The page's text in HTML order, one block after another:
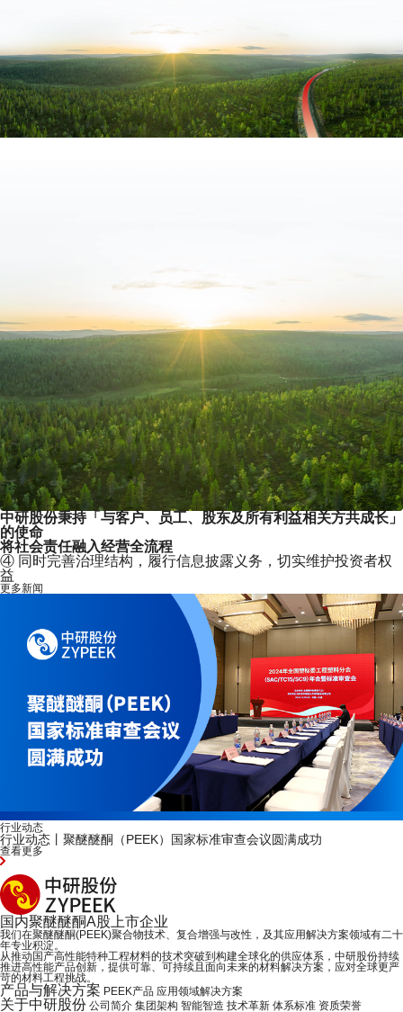
中研股份秉持「 与客户、员工、股东及所有利益相关方共成长 」
的使命
将社会责任融入经营全流程
① 持续投入环保资金，完善三废治理与噪声控制设施，确保达
标排放
更多新闻
公司新闻
中研股份暖心捐赠 ，爱心助学点亮希望之路！
查看更多
国内聚醚醚酮A股上市企业
我们在聚醚醚酮(PEEK)聚合物技术、复合增强与改性，及其应用解决方案领域有二十
年专业积淀。
从推动国产高性能特种工程材料的技术突破到构建全球化的供应体系，中研股份持续
推进高性能产品创新，提供可靠、可持续且面向未来的材料解决方案，应对全球更严
苛的材料工程挑战。
产品与解决方案 PEEK产品 应用领域解决方案
关于中研股份 公司简介 集团架构 智能智造 技术革新 体系标准 资质荣誉